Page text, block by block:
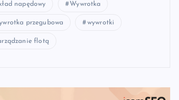
napędowy Wywrotka
przegubowa wywrotki
flotą